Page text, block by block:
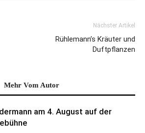
Nächster Artikel
Rühlemann’s Kräuter und
Duftpflanzen
Mehr Vom Autor
am 4. August auf der